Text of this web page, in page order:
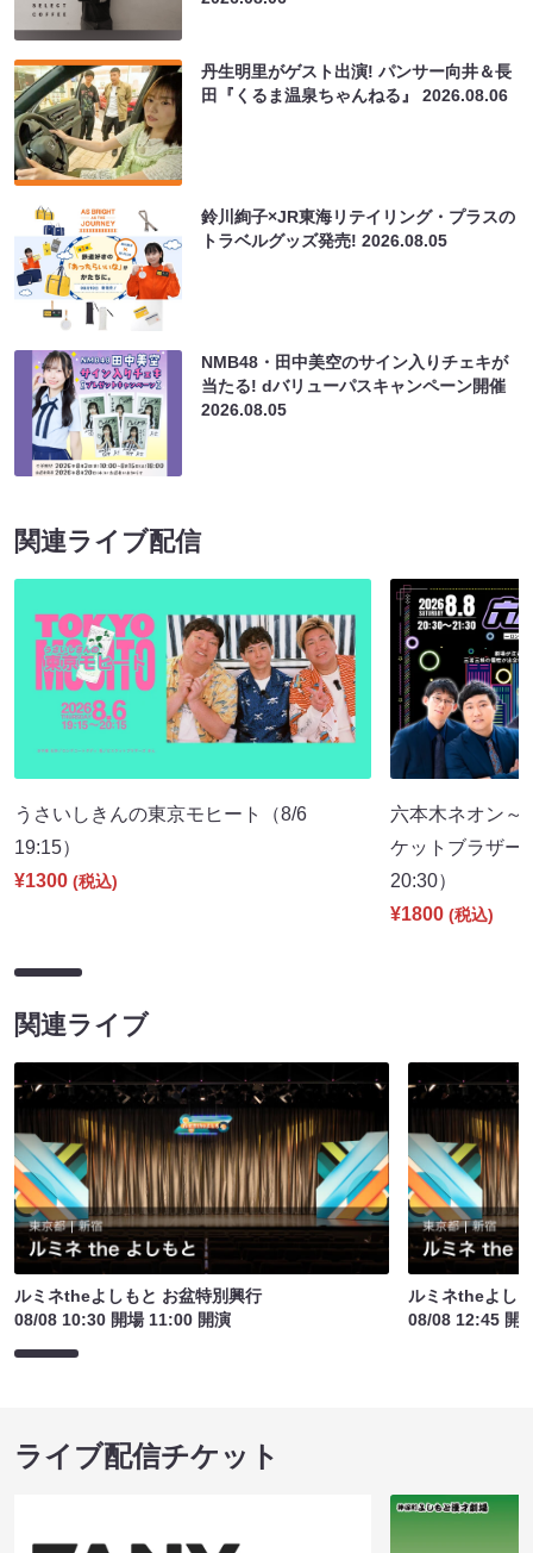
丹生明里がゲスト出演! パンサー向井＆長
田『くるま温泉ちゃんねる』2026.08.06
鈴川絢子×JR東海リテイリング・プラスの
トラベルグッズ発売!2026.08.05
NMB48・田中美空のサイン入りチェキが
当たる! dバリューパスキャンペーン開催
2026.08.05
関連ライブ配信
うさいしきんの東京モヒート（8/6
19:15）
¥1300 (税込)
六本木ネオン～
ケットブラザ
20:30）
¥1800 (税込)
関連ライブ
ルミネtheよしもと お盆特別興行
08/08 10:30 開場 11:00 開演
ルミネtheよし
08/08 12:45 開
ライブ配信チケット